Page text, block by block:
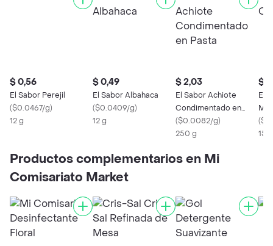
$ 0,56
El Sabor Perejil
($0.0467/g)
12 g
$ 0,49
El Sabor Albahaca
($0.0409/g)
12 g
$ 2,03
El Sabor Achiote
Condimentado en
Pasta
($0.0082/g)
250 g
$
El
(
Productos complementarios en Mi
Comisariato Market